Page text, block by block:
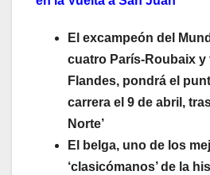
El excampeón del
cuatro París-Roubaix y
Flandes, pondrá el
carrera el 9 de abril,
Norte’
El belga, uno de los
‘clasicómanos’ de la